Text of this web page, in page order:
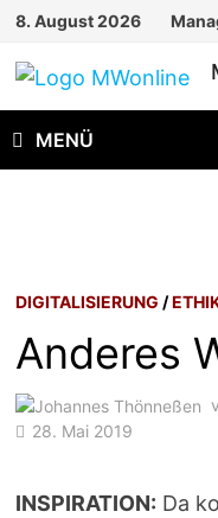
Zum
springen
8. August 2026
MENÜ
DIGITALISIERUNG /
Anderes
28. Mai 2019
INSPIRATION: Da